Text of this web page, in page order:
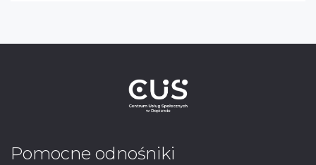
Pomocne odnośniki